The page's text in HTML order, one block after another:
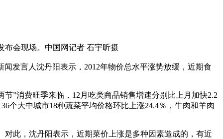
布会现场。中国网记者 石宇昕摄
发言人沈丹阳表示，2012年物价总水平涨势放缓，近期食
”消费旺季来临，12月吃类商品销售增速分别比上月加快2.2
个大中城市18种蔬菜平均价格环比上涨24.4％，牛肉和羊肉
此，沈丹阳表示，近期菜价上涨是多种因素造成的，有近